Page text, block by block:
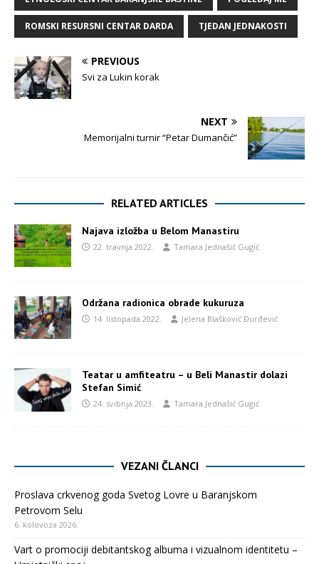
ROMSKI RESURSNI CENTAR DARDA TJEDAN JEDNAKOSTI
PREVIOUS
Svi za Lukin korak
NEXT
Memorijalni turnir “Petar Dumančić”
RELATED ARTICLES
Najava izložba u Belom Manastiru
22. travnja 2022. Tamara Jednašić Gugić
Održana radionica obrade kukuruza
14. listopada 2022. Jelena Blašković Đurđević
Teatar u amfiteatru – u Beli Manastir dolazi
Stefan Simić
24. svibnja 2023. Tamara Jednašić Gugić
VEZANI ČLANCI
Proslava crkvenog goda Svetog Lovre u Baranjskom
Petrovom Selu
6. kolovoza 2026.
Vart o promociji debitantskog albuma i vizualnom identitetu –